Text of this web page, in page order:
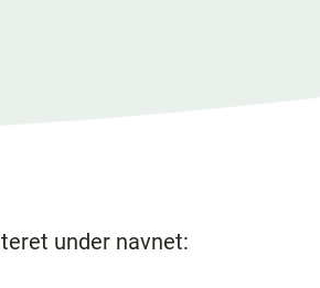
under navnet: